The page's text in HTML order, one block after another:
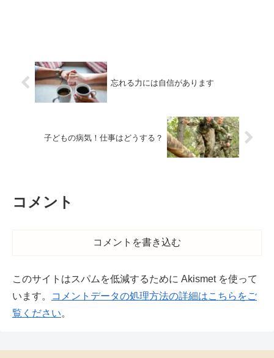
忘れる力には自信があります
子どもの病気！仕事はどうする？
コメント
コメントを書き込む
このサイトはスパムを低減するために Akismet を使って
います。
コメントデータの処理方法の詳細はこちらをご
覧ください。